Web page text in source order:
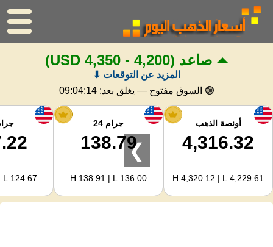
الرئيسية
سعر الذهب
اسعار الفضه
حاسبة الذهب
لمشرفي المواقع
صاعد (4,200 - 4,350 USD)
المزيد عن التوقعات ⬇
🟢 السوق مفتوح — يغلق بعد: 09:04:13
أونصة الذهب
4,316.32
H:4,320.12 | L:4,229.61
جرام 24
138.79
H:138.91 | L:136.00
L:124.67
❯